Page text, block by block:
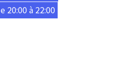
20:00 à 22:00